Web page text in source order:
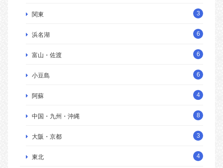
関東 3
浜名湖 6
富山・佐渡 6
小豆島 6
阿蘇 4
中国・九州・沖縄 8
大阪・京都 3
東北 4